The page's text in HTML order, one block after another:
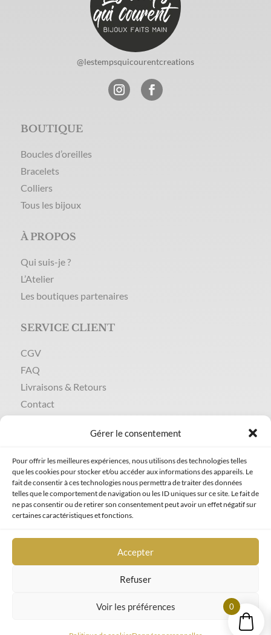
Gérer le consentement
Pour offrir les meilleures expériences, nous utilisons des technologies telles
que les cookies pour stocker et/ou accéder aux informations des appareils. Le
fait de consentir à ces technologies nous permettra de traiter des données
telles que le comportement de navigation ou les ID uniques sur ce site. Le fait de
ne pas consentir ou de retirer son consentement peut avoir un effet négatif sur
certaines caractéristiques et fonctions.
Accepter
Refuser
Voir les préférences
@lestempsquicourentcreations
BOUTIQUE
Boucles d’oreilles
Bracelets
Colliers
Tous les bijoux
À PROPOS
Qui suis-je ?
L’Atelier
Les boutiques partenaires
SERVICE CLIENT
CGV
FAQ
Livraisons & Retours
Contact
INFOS LÉGALES
Politique de cookies
Données personnelles
Mentions légales
© 2025 • Bijoux Les temps qui courent | Réalisation
0